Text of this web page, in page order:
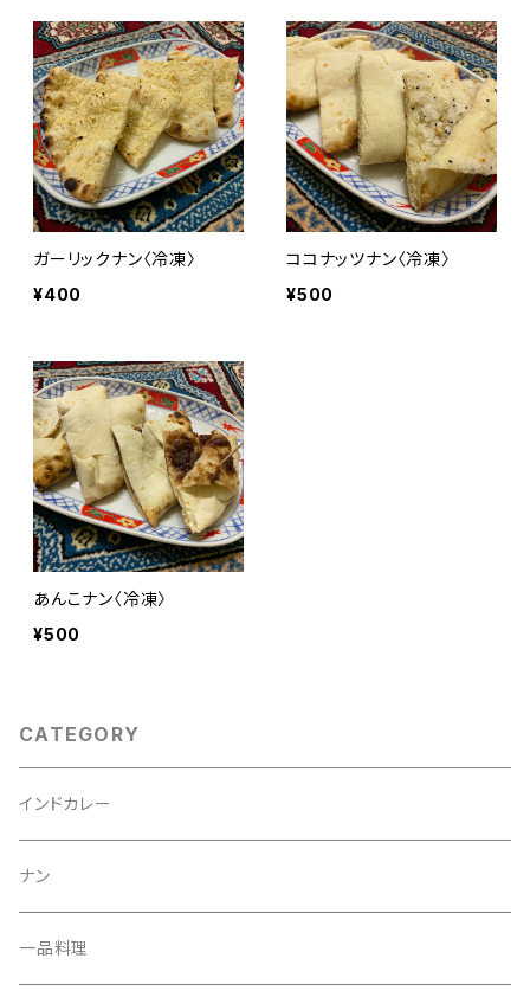
ガーリックナン〈冷凍〉
¥400
ココナッツナン〈冷凍〉
¥500
あんこナン〈冷凍〉
¥500
CATEGORY
インドカレー
ナン
一品料理